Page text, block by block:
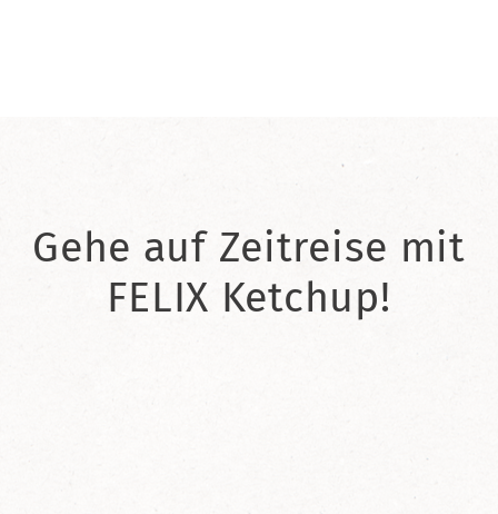
Gehe auf Zeitreise mit
FELIX Ketchup!